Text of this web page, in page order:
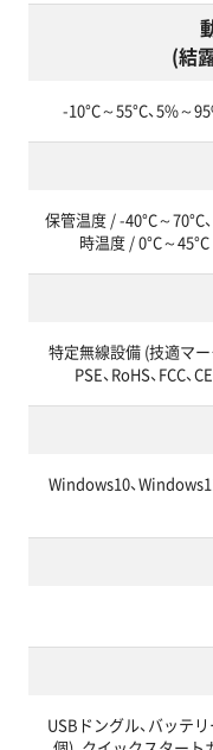
(結
-10°C～55°C、5%～
保管温度 / -40°C～70°C
時温度 / 0°C～45°C
特定無線設備 (技適マー
PSE、RoHS、FCC、CE
Windows10、
USBドングル、バッテリ